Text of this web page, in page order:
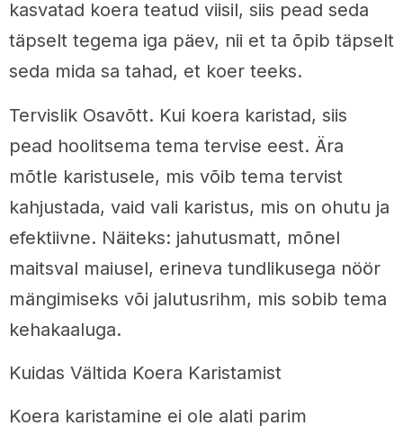
kasvatad koera teatud viisil, siis pead seda
täpselt tegema iga päev, nii et ta õpib täpselt
seda mida sa tahad, et koer teeks.
Tervislik Osavõtt. Kui koera karistad, siis
pead hoolitsema tema tervise eest. Ära
mõtle karistusele, mis võib tema tervist
kahjustada, vaid vali karistus, mis on ohutu ja
efektiivne. Näiteks: jahutusmatt, mõnel
maitsval maiusel, erineva tundlikusega nöör
mängimiseks või jalutusrihm, mis sobib tema
kehakaaluga.
Kuidas Vältida Koera Karistamist
Koera karistamine ei ole alati parim